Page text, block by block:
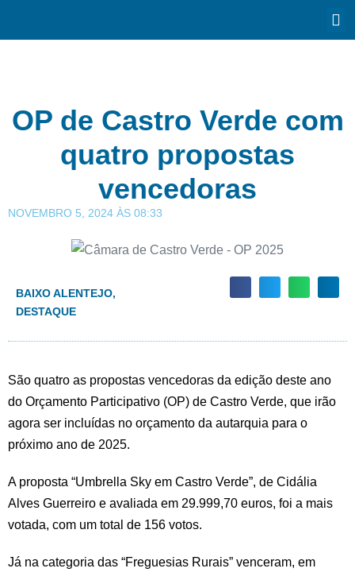
OP de Castro Verde com
quatro propostas
vencedoras
NOVEMBRO 5, 2024 ÀS 08:33
BAIXO ALENTEJO,
DESTAQUE
São quatro as propostas vencedoras da edição deste ano
do Orçamento Participativo (OP) de Castro Verde, que irão
agora ser incluídas no orçamento da autarquia para o
próximo ano de 2025.
A proposta “Umbrella Sky em Castro Verde”, de Cidália
Alves Guerreiro e avaliada em 29.999,70 euros, foi a mais
votada, com um total de 156 votos.
Já na categoria das “Freguesias Rurais” venceram, em